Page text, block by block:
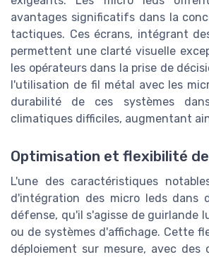
avantages significatifs dans la
tactiques. Ces écrans, intégrant
permettent une clarté visuelle
les opérateurs dans la prise de
l'utilisation de fil métal avec les
durabilité de ces systèmes
climatiques difficiles, augmentant
Optimisation et flexibilité
L'une des caractéristiques
d'intégration des micro leds dans
défense, qu'il s'agisse de guirlande
ou de systèmes d'affichage. Cette
déploiement sur mesure, avec des